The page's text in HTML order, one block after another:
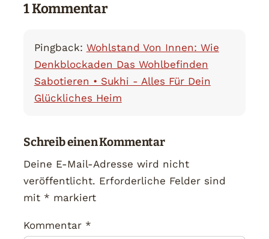
1 Kommentar
Pingback: Wohlstand Von Innen: Wie
Denkblockaden Das Wohlbefinden
Sabotieren • Sukhi - Alles Für Dein
Glückliches Heim
Schreib einen Kommentar
Deine E-Mail-Adresse wird nicht
veröffentlicht. Erforderliche Felder sind
mit * markiert
Kommentar *